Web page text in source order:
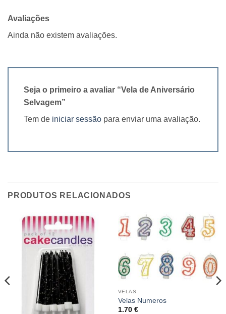
Avaliações
Ainda não existem avaliações.
Seja o primeiro a avaliar “Vela de Aniversário
Selvagem”
Tem de iniciar sessão para enviar uma avaliação.
PRODUTOS RELACIONADOS
VELAS
Velas Numeros
1.70 €